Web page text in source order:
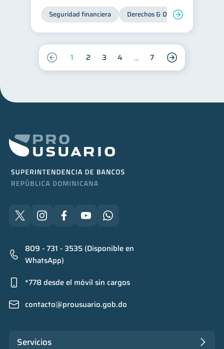
Seguridad financiera Derechos & Deberes
1 2 3 4 7
809 - 731 - 3535 (Disponible en
WhatsApp)
*778 desde el móvil sin cargos
contacto@prousuario.gob.do
Servicios